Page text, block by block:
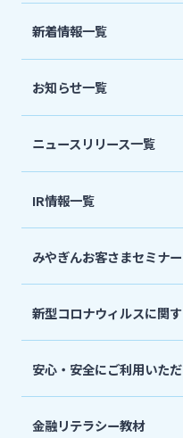
法人・個人事業主の
宮崎銀行について
ニュースリリース一覧
採用情報
お問い合わせ先一覧
新着情報一覧
お知らせ一覧
ニュースリリース一覧
IR情報一覧
みやぎんお客さまセミナー
新型コロナウィルスに関
安心・安全にご利用いた
金融リテラシー教材